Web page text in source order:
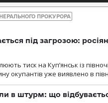
ПРОКУРОРА
під загрозою:
тиск на Куп’янськ із
окупантів уже виявлено в
в штурм: що